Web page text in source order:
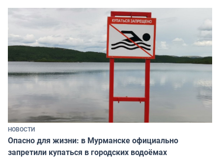
НОВОСТИ
Опасно для жизни: в Мурманске официально
запретили купаться в городских водоёмах